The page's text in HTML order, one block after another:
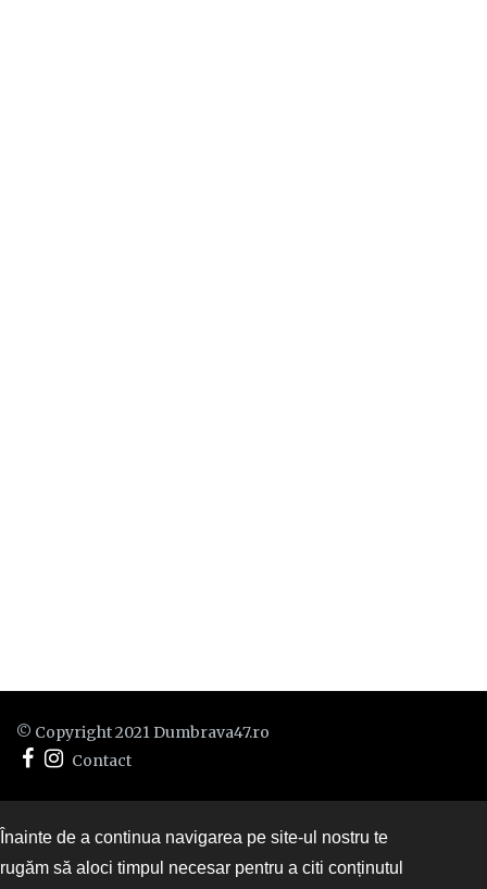
© Copyright 2021 Dumbrava47.ro
Contact
Înainte de a continua navigarea pe site-ul nostru te
rugăm să aloci timpul necesar pentru a citi conținutul